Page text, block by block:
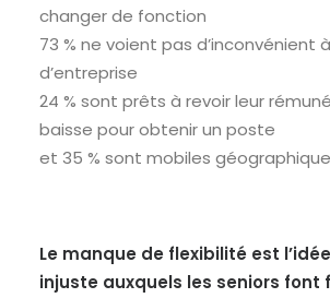
changer de fonction
73 % ne voient pas d’inconvénient
d’entreprise
24 % sont prêts à revoir leur
baisse pour obtenir un poste
et 35 % sont mobiles
Le manque de flexibilité est
injuste auxquels les seniors font